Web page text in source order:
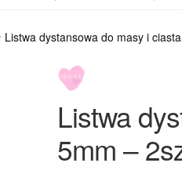
Listwa dystansowa do masy i
Listwa
5mm –